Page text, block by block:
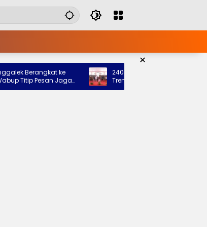
×
Berangkat ke
Pesan Jaga
240 Siswa Siap Tempati Sekolah
Trenggalek, Pemkab: Bukti Nyata
Hadir untuk Anak Kurang Mampu